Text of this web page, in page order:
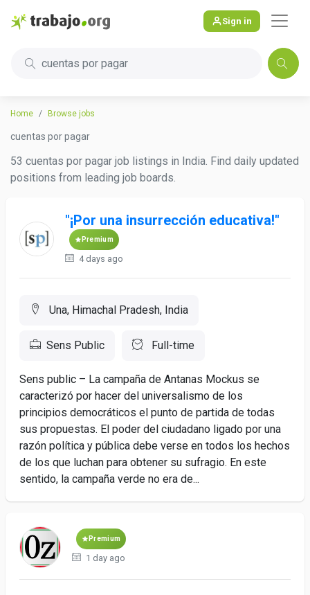
Sign in
cuentas por pagar
Home Browse jobs
cuentas por pagar
53 cuentas por pagar job listings in India. Find daily updated
positions from leading job boards.
"¡Por una insurrección educativa!"
Premium
4 days ago
Una, Himachal Pradesh, India
Sens Public Full-time
Sens public – La campaña de Antanas Mockus se
caracterizó por hacer del universalismo de los
principios democráticos el punto de partida de todas
sus propuestas. El poder del ciudadano ligado por una
razón política y pública debe verse en todos los hechos
de los que luchan para obtener su sufragio. En este
sentido, la campaña verde no era de...
Premium
1 day ago